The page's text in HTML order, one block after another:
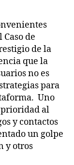
de
de la
que la
no es
para
Uno
prioridad al
y contactos
un golpe
y otros